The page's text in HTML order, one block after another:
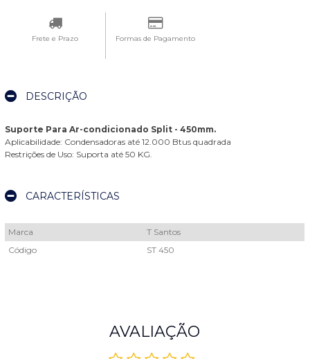
Frete e Prazo Formas de Pagamento
DESCRIÇÃO
Suporte Para Ar-condicionado Split - 450mm.
Aplicabilidade: Condensadoras até 12.000 Btus quadrada
Restrições de Uso: Suporta até 50 KG.
CARACTERÍSTICAS
Marca
T Santos
Código
ST 450
AVALIAÇÃO